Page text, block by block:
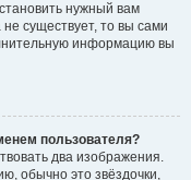
нужный вам
не существует, то вы сами
информацию вы
пользователя?
два изображения.
обычно это звёздочки,